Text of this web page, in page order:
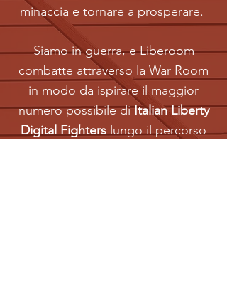
minaccia e tornare a prosperare.
Siamo in guerra, e Liberoom
combatte attraverso la War Room
in modo da ispirare il maggior
numero possibile diItalian Liberty
Digital Fighterslungo il percorso